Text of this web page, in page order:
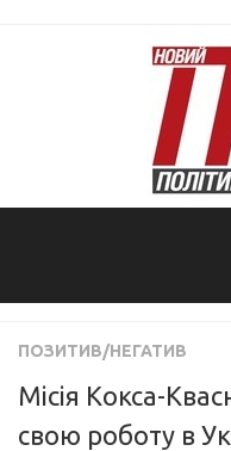
ПОЗИТИВ/НЕГАТИВ
Місія Кокса-
свою роботу в